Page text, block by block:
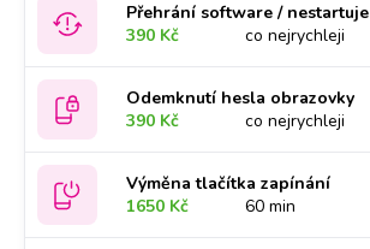
Přehrání software / nestartuje
390 Kč
co nejrychleji
Odemknutí hesla obrazovky
390 Kč
co nejrychleji
Výměna tlačítka zapínání
1650 Kč
60 min